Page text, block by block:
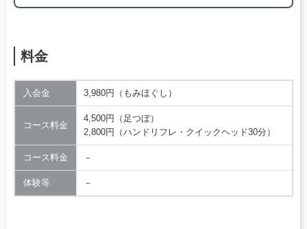
料金
入会金 3,980円（もみほぐし）
コース料金
4,500円（足つぼ）
2,800円（ハンドリフレ・クイックヘッド30分）
コース料金 －
体験等 －